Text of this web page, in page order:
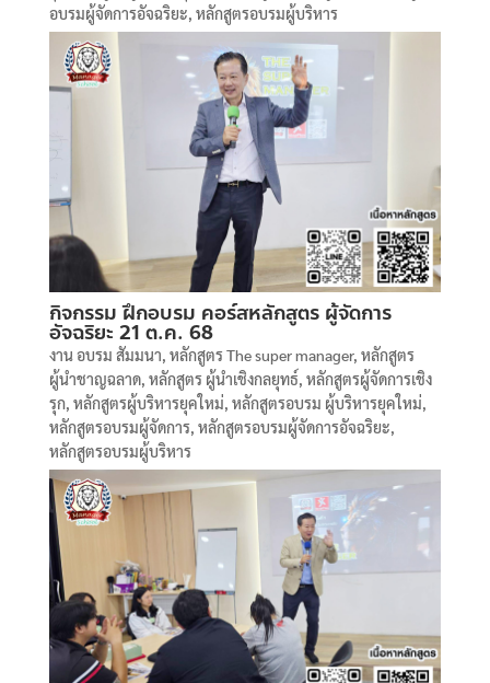
อบรมผู้จัดการอัจฉริยะ หลักสูตรอบรมผู้บริหาร
กิจกรรม ฝึกอบรม คอร์สหลักสูตร ผู้จัดการ
อัจฉริยะ 21 ต.ค. 68
งาน อบรม สัมมนา, หลักสูตร The super manager, หลักสูตร
ผู้นำชาญฉลาด, หลักสูตร ผู้นำเชิงกลยุทธ์, หลักสูตรผู้จัดการเชิง
รุก, หลักสูตรผู้บริหารยุคใหม่, หลักสูตรอบรม ผู้บริหารยุคใหม่,
หลักสูตรอบรมผู้จัดการ, หลักสูตรอบรมผู้จัดการอัจฉริยะ,
หลักสูตรอบรมผู้บริหาร